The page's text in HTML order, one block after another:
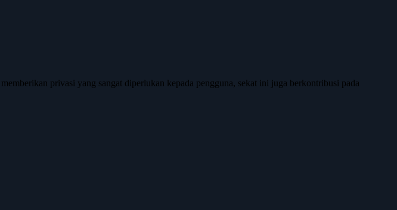
privasi yang sangat diperlukan kepada pengguna, sekat ini juga berkontribusi pada